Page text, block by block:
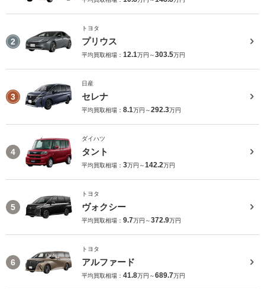
2
トヨタ
プリウス
平均買取相場： 12.1万円～303.5万円
3
日産
セレナ
平均買取相場： 8.1万円～292.3万円
4
ダイハツ
タント
平均買取相場： 3万円～142.2万円
5
トヨタ
ヴォクシー
平均買取相場： 9.7万円～372.9万円
6
トヨタ
アルファード
平均買取相場： 41.8万円～689.7万円